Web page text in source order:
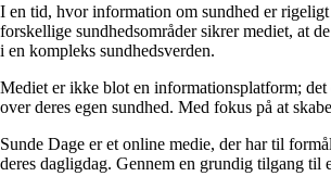
I en tid, hvor information om sundhed er
forskellige sundhedsområder sikrer mediet, at
i en kompleks sundhedsverden.
Mediet er ikke blot en informationsplatform;
over deres egen sundhed. Med fokus på at
Sunde Dage er et online medie, der har til
deres dagligdag. Gennem en grundig tilgang